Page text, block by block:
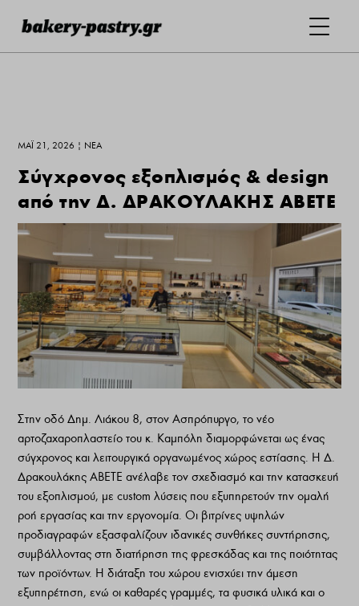
ΜΆΙ 21, 2026 | ΝΕΑ
Σύγχρονος εξοπλισμός & design
από την Δ. ΔΡΑΚΟΥΛΑΚΗΣ ΑΒΕΤΕ
Στην οδό Δημ. Λιάκου 8, στον Ασπρόπυργο, το νέο
αρτοζαχαροπλαστείο του κ. Καμπόλη διαμορφώνεται ως ένας
σύγχρονος και λειτουργικά οργανωμένος χώρος εστίασης. Η Δ.
Δρακουλάκης ΑΒΕΤΕ ανέλαβε τον σχεδιασμό και την κατασκευή
του εξοπλισμού, με custom λύσεις που εξυπηρετούν την ομαλή
ροή εργασίας και την εργονομία. Οι βιτρίνες υψηλών
προδιαγραφών εξασφαλίζουν ιδανικές συνθήκες συντήρησης,
συμβάλλοντας στη διατήρηση της φρεσκάδας και της ποιότητας
των προϊόντων. Η διάταξη του χώρου ενισχύει την άμεση
εξυπηρέτηση, ενώ οι καθαρές γραμμές, τα φυσικά υλικά και ο